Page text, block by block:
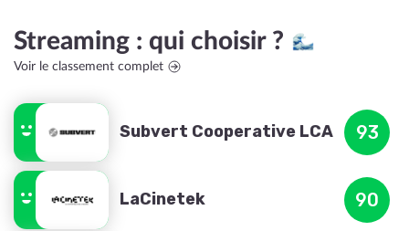
Streaming : qui choisir ?
Voir le classement complet
Subvert Cooperative LCA 93
LaCinetek 90